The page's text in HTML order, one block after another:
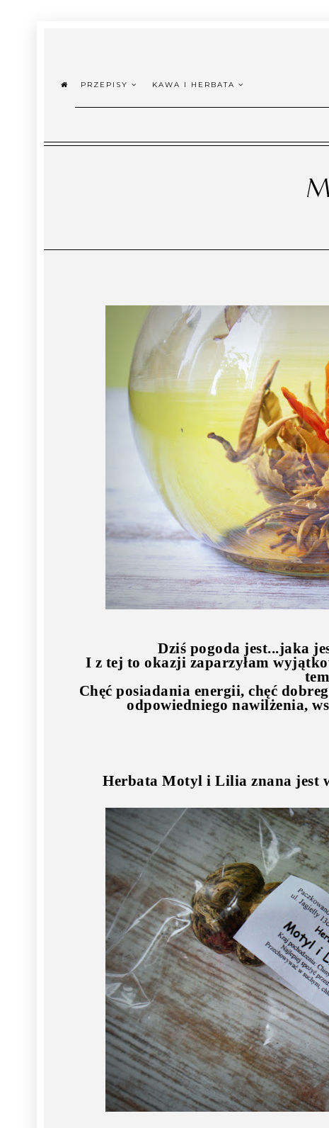
PRZEPISY KAWA I HERBATA
Dziś pogoda jest...jaka
I z tej to okazji zaparzyłam
Chęć posiadania energii, chęć
odpowiedniego nawilżenia,
HerbataMotyl i Liliaznana jest